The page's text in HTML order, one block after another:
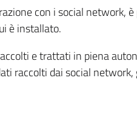
con i social network,
è installato.
e trattati in piena
raccolti dai social